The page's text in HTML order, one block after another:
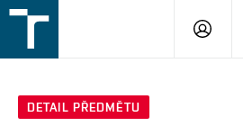
v
DETAIL PŘEDMĚTU